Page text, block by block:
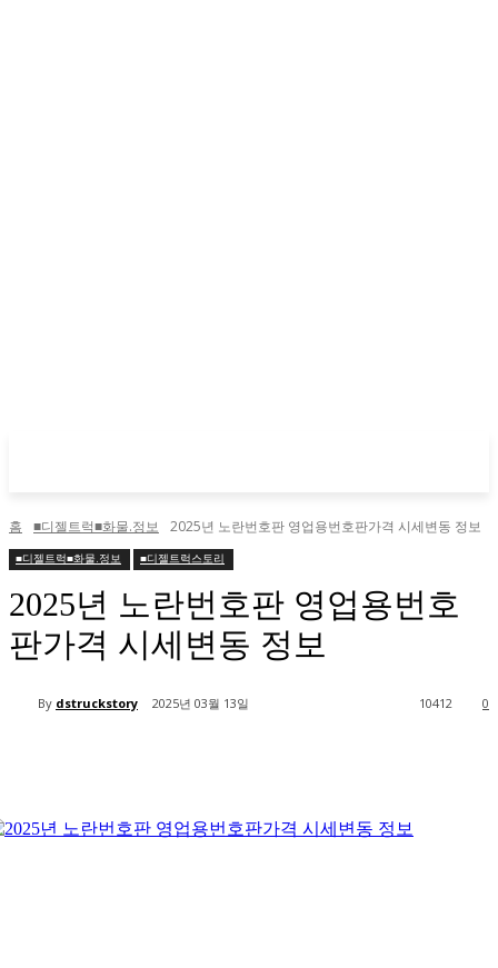
홈 ■디젤트럭■화물.정보 2025년 노란번호판 영업용번호판가격 시세변동 정보
■디젤트럭■화물.정보 ■디젤트럭스토리
2025년 노란번호판 영업용번호
판가격 시세변동 정보
By dstruckstory 2025년 03월 13일 0
10412